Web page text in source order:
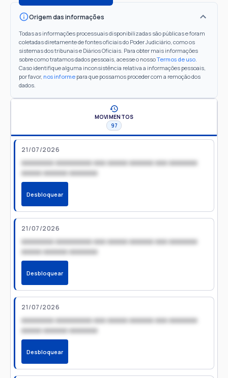
Origem das informações
Todas as informações processuais disponibilizadas são públicas e foram
coletadas diretamente de fontes oficiais do Poder Judiciário, como os
sistemas dos tribunais e Diários Oficiais. Para obter mais informações
sobre como tratamos dados pessoais, acesse o nossoTermos de uso.
Caso identifique alguma inconsistência relativa a informações pessoais,
por favor, nos informe para que possamos proceder com a remoção dos
dados.
MOVIMENTOS
97
21/07/2026
xxxxxxxx xxxxxxxxx xxx xxxxx xxxxxx xxx xxxxxxx
xxxxx xxxxxx xxxxxxx
Desbloquear
21/07/2026
xxxxxxxx xxxxxxxxx xxx xxxxx xxxxxx xxx xxxxxxx
xxxxx xxxxxx xxxxxxx
Desbloquear
21/07/2026
xxxxxxxx xxxxxxxxx xxx xxxxx xxxxxx xxx xxxxxxx
xxxxx xxxxxx xxxxxxx
Desbloquear